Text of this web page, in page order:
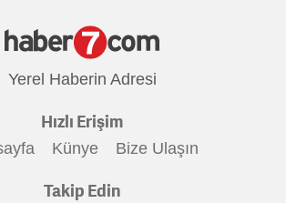
Yerel Haberin Adresi
Hızlı Erişim
Künye Bize Ulaşın
Takip Edin